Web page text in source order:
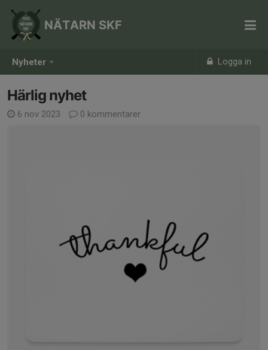
Nyheter Logga in
NÄTARN SKF
Härlig nyhet
6 nov 2023 0 kommentarer